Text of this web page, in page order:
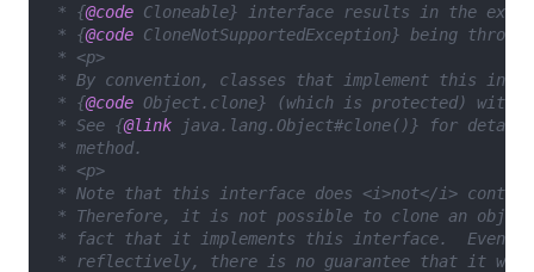
* {@code Cloneable} interface results in the
* {@code CloneNotSupportedException} being thrown.
* <p>
* By convention, classes that implement this
* {@code Object.clone} (which is protected) with
* See {@link java.lang.Object#clone()} for
* method.
* <p>
* Note that this interface does <i>not</i>
* Therefore, it is not possible to clone an
* fact that it implements this interface.  Even if
* reflectively, there is no guarantee that it will